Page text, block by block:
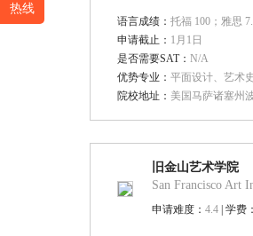
语言成绩：托福 100；雅思
申请截止： 1月1日
是否需要SAT：N/A
优势专业：平面设计、艺术史
院校地址： 美国马萨诸塞州
旧金山艺术学院
San Francisco Art
申请难度：4.4 | 学费
热线